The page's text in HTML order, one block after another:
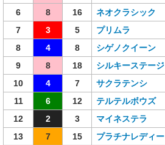
6
8 16 ネオクラシック
7
3 5 プリムラ
8
4 8 シゲノクイーン
9
8 18 シルキーステージ
10
4 7 サクラテンシ
11
6 12 テルテルボウズ
12
2 3 マイネステラ
13
7 15 プラチナレディー